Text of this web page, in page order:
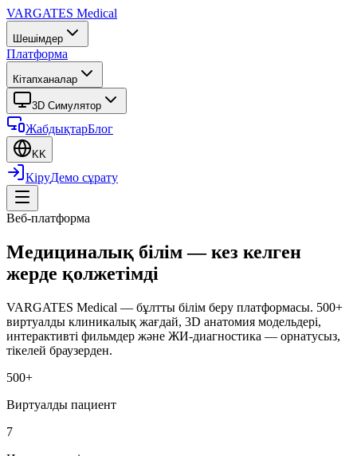
VARGATES Medical
Шешімдер
Платформа
Кітапханалар
3D Симулятор
ЖабдықтарБлог
KK
КіруДемо сұрату
Веб-платформа
Медициналық білім — кез келген
жерде қолжетімді
VARGATES Medical — бұлтты білім беру платформасы. 500+
виртуалды клиникалық жағдай, 3D анатомия модельдері,
интерактивті фильмдер және ЖИ-диагностика — орнатусыз,
тікелей браузерден.
500+
Виртуалды пациент
7